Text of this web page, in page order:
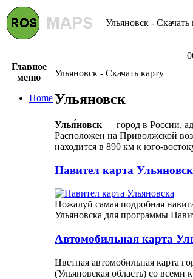
Ульяновск - Скачать
Главное
меню
Home
Ульяновск - Скачать карту
Ульяновск
Улья́новск — город в России,
Расположен на Приволжской
находится в 890 км к юго-
Навител карта
Пожалуй самая подробная
Ульяновска для программы
Автомобильная карта
Цветная автомобильная карта
(Ульяновская область) со